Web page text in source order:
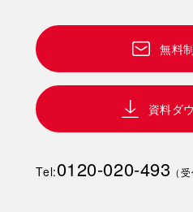
無料
資料ダ
Tel:0120-020-493 （